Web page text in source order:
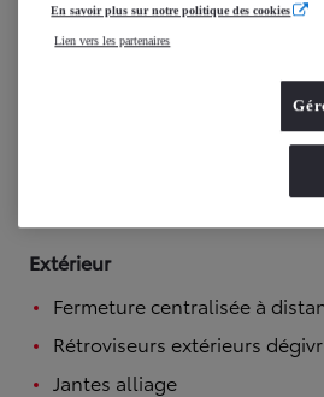
Système de démarrage sans clé
Banquette arrière rabattable
Rétroviseur intérieur
Extérieur
Fermeture centralisée à
Rétroviseurs extérieurs
Jantes alliage
En savoir plus sur notre politique des cookies
Lien vers les partenaires